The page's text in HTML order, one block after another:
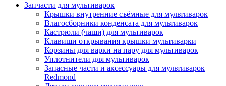
Запчасти для мультиварок
Крышки внутренние съёмные для мультиварок
Влагосборники конденсата для мультиварок
Кастрюли (чаши) для мультиварок
Клавиши открывания крышки мультиварки
Корзины для варки на пару для мультиварок
Уплотнители для мультиварок
Запасные части и аксессуары для мультиварок
Redmond